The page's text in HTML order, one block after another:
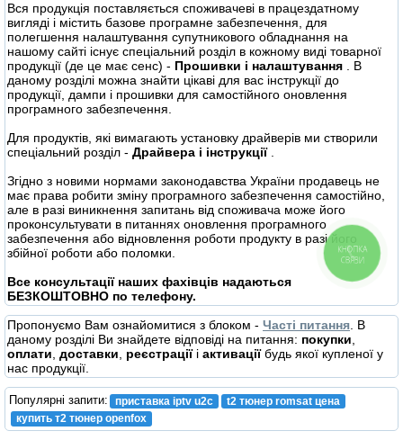
Вся продукція поставляється споживачеві в працездатному
вигляді і містить базове програмне забезпечення, для
полегшення налаштування супутникового обладнання на
нашому сайті існує спеціальний розділ в кожному виді товарної
продукції (де це має сенс) - Прошивки і налаштування . В
даному розділі можна знайти цікаві для вас інструкції до
продукції, дампи і прошивки для самостійного оновлення
програмного забезпечення.
Для продуктів, які вимагають установку драйверів ми створили
спеціальний розділ - Драйвера і інструкції .
Згідно з новими нормами законодавства України продавець не
має права робити зміну програмного забезпечення самостійно,
але в разі виникнення запитань від споживача може його
проконсультувати в питаннях оновлення програмного
забезпечення або відновлення роботи продукту в разі його
збійної роботи або поломки.
Все консультації наших фахівців надаються
БЕЗКОШТОВНО по телефону.
Пропонуємо Вам ознайомитися з блоком - Часті питання . В
даному розділі Ви знайдете відповіді на питання: покупки
оплати доставки реєстрації і активаціїбудь якої купленої у
нас продукції.
Популярні запити: приставка iptv u2c
t2 тюнер romsat цена
купить т2 тюнер openfox
КНОПКА
СВЯЗИ